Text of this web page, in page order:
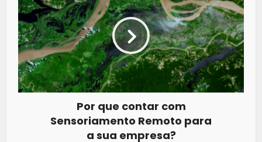
Por que contar com
Sensoriamento Remoto para
a sua empresa?